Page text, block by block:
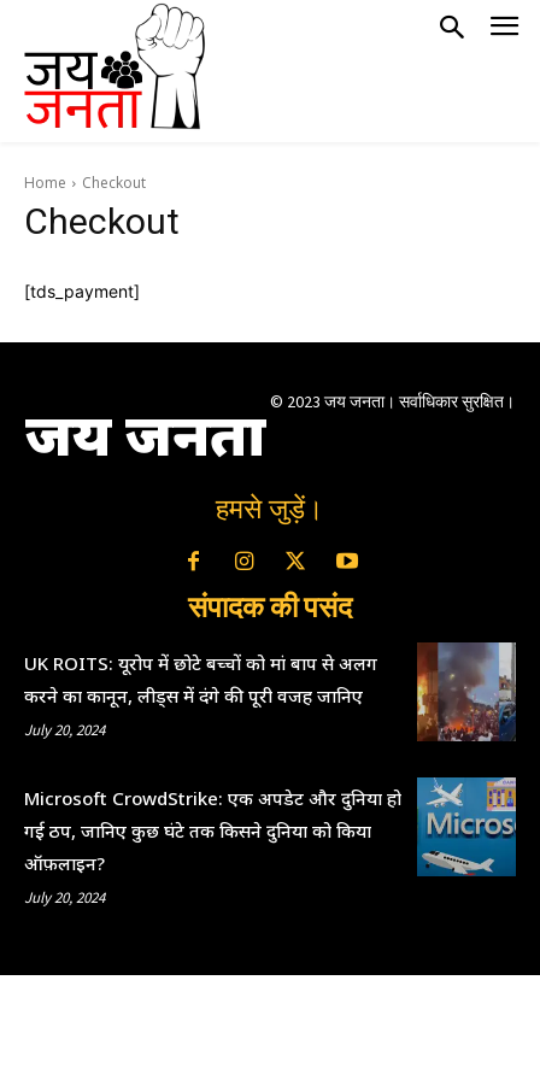
Home Checkout
Checkout
[tds_payment]
जय जनता © 2023 जय जनता। सर्वाधिकार सुरक्षित।
हमसे जुड़ें।
संपादक की पसंद
UK ROITS: यूरोप में छोटे बच्चों को मां बाप से अलग
करने का कानून, लीड्स में दंगे की पूरी वजह जानिए
July 20, 2024
Microsoft CrowdStrike: एक अपडेट और दुनिया हो
गई ठप, जानिए कुछ घंटे तक किसने दुनिया को किया
ऑफ़लाइन?
July 20, 2024